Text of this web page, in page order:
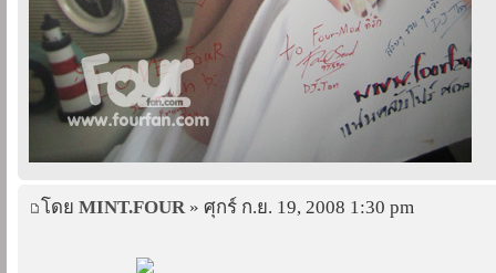
โดย MINT.FOUR » ศุกร์ ก.ย. 19, 2008 1:30 pm